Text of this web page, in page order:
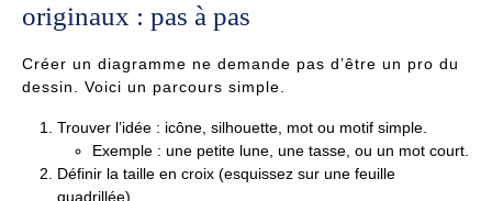
originaux : pas à pas
Créer un diagramme ne demande pas d’être un pro du
dessin. Voici un parcours simple.
Trouver l’idée : icône, silhouette, mot ou motif simple.
Exemple : une petite lune, une tasse, ou un mot court.
Définir la taille en croix (esquissez sur une feuille
quadrillée).